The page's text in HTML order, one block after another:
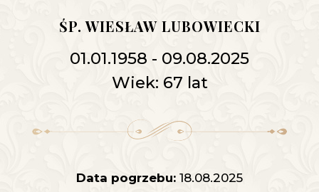
ŚP. WIESŁAW LUBOWIECKI
01.01.1958 - 09.08.2025
Wiek: 67 lat
Data pogrzebu: 18.08.2025